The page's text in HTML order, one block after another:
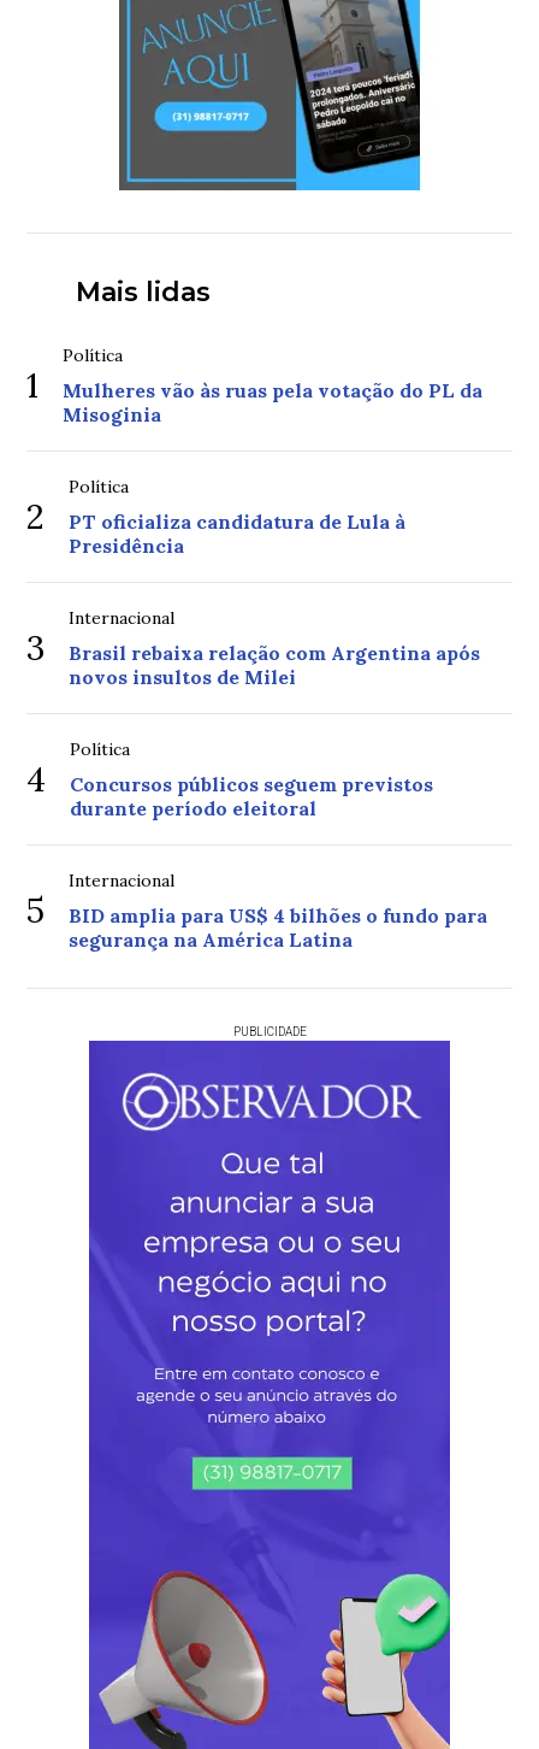
Mais lidas
1
Política
Mulheres vão às ruas pela votação do PL da
Misoginia
2
Política
PT oficializa candidatura de Lula à
Presidência
3
Internacional
Brasil rebaixa relação com Argentina após
novos insultos de Milei
4
Política
Concursos públicos seguem previstos
durante período eleitoral
5
Internacional
BID amplia para US$ 4 bilhões o fundo para
segurança na América Latina
PUBLICIDADE